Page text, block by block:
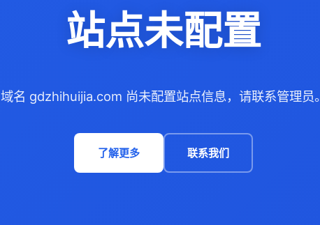
站点未配置
域名 gdzhihuijia.com 尚未配置站点信息，请联系管理员
了解更多 联系我们